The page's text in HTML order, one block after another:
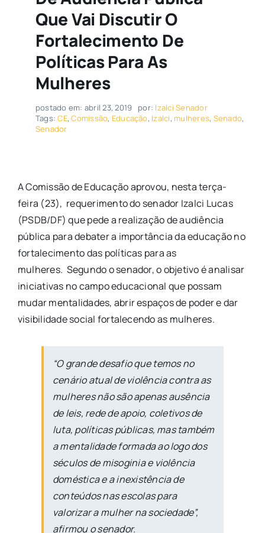
Que Vai Discutir O
Fortalecimento De
Políticas Para As
Mulheres
postado em: abril 23, 2019 por: Izalci Senador
Tags:CE,Comissão, Educação, Izalci, mulheres, Senado,
Senador
A Comissão de Educação aprovou, nesta terça-
feira (23), requerimento do senador Izalci Lucas
(PSDB/DF) que pede a realização de audiência
pública para debater a importância da educação no
fortalecimento das políticas para as
mulheres. Segundo o senador, o objetivo é analisar
iniciativas no campo educacional que possam
mudar mentalidades, abrir espaços de poder e dar
visibilidade social fortalecendo as mulheres.
“O grande desafio que temos no
cenário atual de violência contra as
mulheres não são apenas ausência
de leis, rede de apoio, coletivos de
luta, políticas públicas, mas também
a mentalidade formada ao logo dos
séculos de misoginia e violência
doméstica e a inexistência de
conteúdos nas escolas para
valorizar a mulher na sociedade”,
afirmou o senador.